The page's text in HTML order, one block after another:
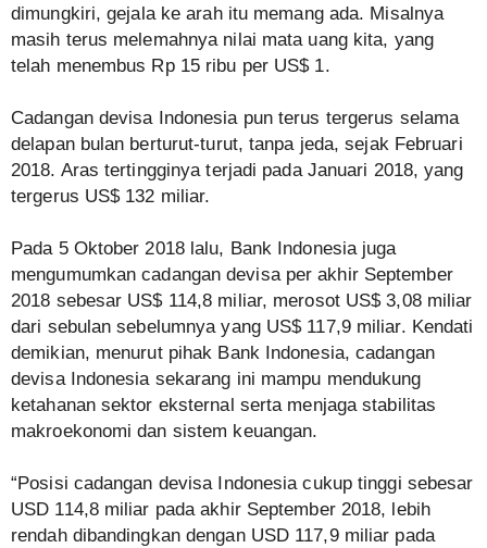
dimungkiri, gejala ke arah itu memang ada. Misalnya
masih terus melemahnya nilai mata uang kita, yang
telah menembus Rp 15 ribu per US$ 1.
Cadangan devisa Indonesia pun terus tergerus selama
delapan bulan berturut-turut, tanpa jeda, sejak Februari
2018. Aras tertingginya terjadi pada Januari 2018, yang
tergerus US$ 132 miliar.
Pada 5 Oktober 2018 lalu, Bank Indonesia juga
mengumumkan cadangan devisa per akhir September
2018 sebesar US$ 114,8 miliar, merosot US$ 3,08 miliar
dari sebulan sebelumnya yang US$ 117,9 miliar. Kendati
demikian, menurut pihak Bank Indonesia, cadangan
devisa Indonesia sekarang ini mampu mendukung
ketahanan sektor eksternal serta menjaga stabilitas
makroekonomi dan sistem keuangan.
“Posisi cadangan devisa Indonesia cukup tinggi sebesar
USD 114,8 miliar pada akhir September 2018, lebih
rendah dibandingkan dengan USD 117,9 miliar pada